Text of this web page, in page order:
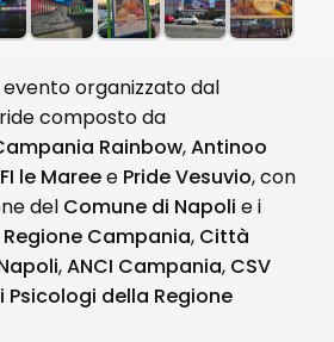
evento organizzato dal
composto da
Rainbow,Antinoo
le Mareee Pride Vesuvio, con
del Comune di Napoli e i
Regione Campania, Città
,ANCI Campania, CSV
Psicologi della Regione